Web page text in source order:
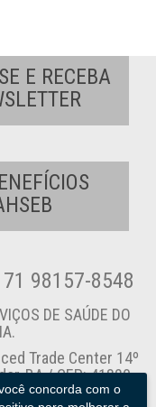
concorda com o
E RECEBA
71 98157-8548
DE SAÚDE DO
Trade Center 14º
BA / CEP: 41820-